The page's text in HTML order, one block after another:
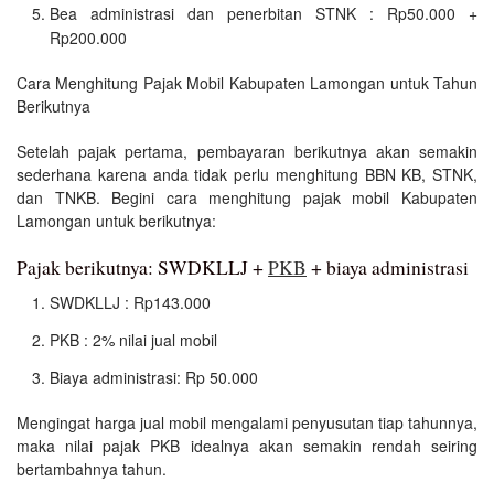
Bea administrasi dan penerbitan STNK : Rp50.000 +
Rp200.000
Cara Menghitung Pajak Mobil Kabupaten Lamongan untuk Tahun
Berikutnya
Setelah pajak pertama, pembayaran berikutnya akan semakin
sederhana karena anda tidak perlu menghitung BBN KB, STNK,
dan TNKB. Begini cara menghitung pajak mobil Kabupaten
Lamongan untuk berikutnya:
Pajak berikutnya: SWDKLLJ +PKB + biaya administrasi
SWDKLLJ : Rp143.000
PKB : 2% nilai jual mobil
Biaya administrasi: Rp 50.000
Mengingat harga jual mobil mengalami penyusutan tiap tahunnya,
maka nilai pajak PKB idealnya akan semakin rendah seiring
bertambahnya tahun.